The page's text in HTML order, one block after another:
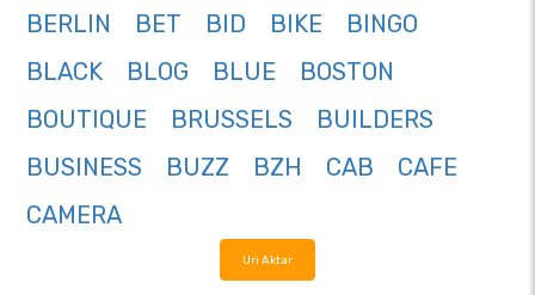
BERLIN
BET BID BIKE
BINGO
BLACK
BLOG BLUE
BOSTON
BOUTIQUE
BRUSSELS
BUILDERS
BUSINESS
BUZZ BZH CAB
CAFE
CAMERA
Uri Aktar